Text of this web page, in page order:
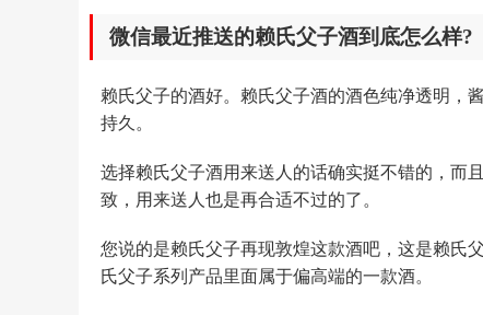
微信最近推送的赖氏父子酒到底怎么样?
赖氏父子的酒好。赖氏父子酒的酒色纯净透明，
持久。
选择赖氏父子酒用来送人的话确实挺不错的，而
致，用来送人也是再合适不过的了。
您说的是赖氏父子再现敦煌这款酒吧，这是赖氏
氏父子系列产品里面属于偏高端的一款酒。